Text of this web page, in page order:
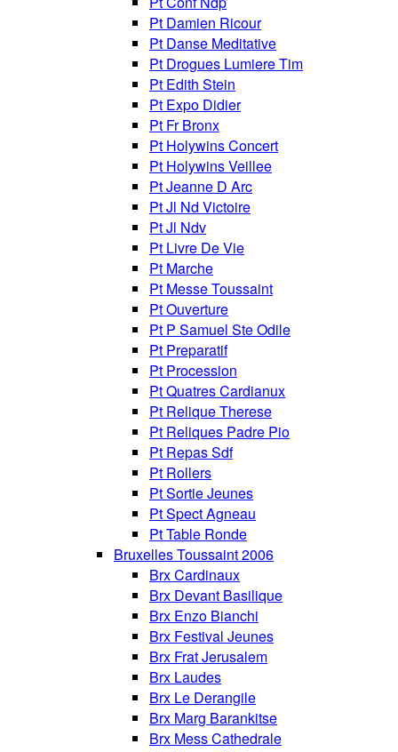
Pt Damien Ricour
Pt Danse Meditative
Pt Drogues Lumiere Tim
Pt Edith Stein
Pt Expo Didier
Pt Fr Bronx
Pt Holywins Concert
Pt Holywins Veillee
Pt Jeanne D Arc
Pt Jl Nd Victoire
Pt Jl Ndv
Pt Livre De Vie
Pt Marche
Pt Messe Toussaint
Pt Ouverture
Pt P Samuel Ste Odile
Pt Preparatif
Pt Procession
Pt Quatres Cardianux
Pt Relique Therese
Pt Reliques Padre Pio
Pt Repas Sdf
Pt Rollers
Pt Sortie Jeunes
Pt Spect Agneau
Pt Table Ronde
Bruxelles Toussaint 2006
Brx Cardinaux
Brx Devant Basilique
Brx Enzo Bianchi
Brx Festival Jeunes
Brx Frat Jerusalem
Brx Laudes
Brx Le Derangile
Brx Marg Barankitse
Brx Mess Cathedrale